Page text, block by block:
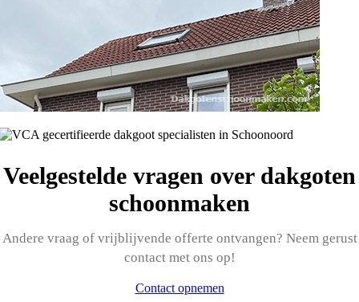
Veelgestelde vragen over dakgoten
schoonmaken
Andere vraag of vrijblijvende offerte ontvangen? Neem gerust
contact met ons op!
Contact opnemen